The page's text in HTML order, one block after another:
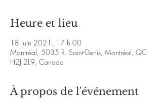
Heure et lieu
18 juin 2021, 17 h 00
Montréal, 5035 R. Saint-Denis, Montréal, QC
H2J 2L9, Canada
À propos de l'événement